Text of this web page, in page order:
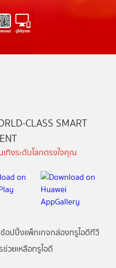
CLASS SMART
ทิงระดับโลกตรงใจคุณ
ช้อปปิ้งแพ็กเกจกล่องทรูไอดีทีวี
ช่วยเหลือทรูไอดี